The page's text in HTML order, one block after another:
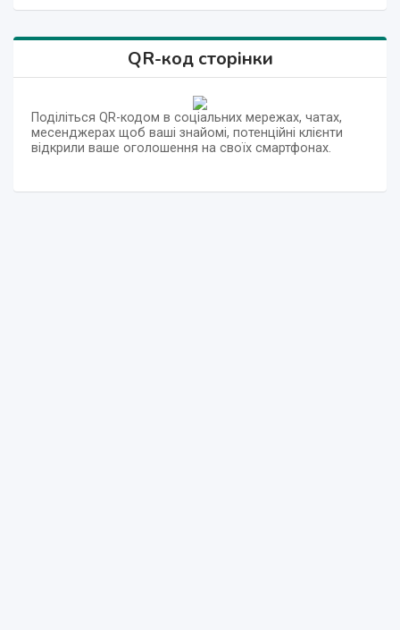
QR-код сторінки
Поділіться QR-кодом в соціальних мережах, чатах,
месенджерах щоб ваші знайомі, потенційні клієнти
відкрили ваше оголошення на своїх смартфонах.